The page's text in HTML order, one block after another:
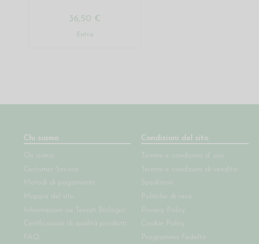
36,50 €
Entra
Chi siamo
Chi siamo
Customer Service
Metodi di pagamento
Mappa del sito
Informazioni sui Tessuti Biologici
Certificazioni di qualità prodotti
FAQ
Condizioni del sito
Termini e condizioni d' uso
Termini e condizioni di vendita
Spedizioni
Politiche di reso
Privacy Policy
Cookie Policy
Programma Fedeltà